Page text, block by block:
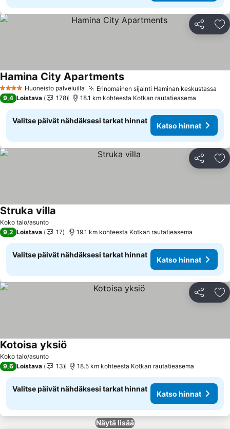
Jaa
4 TähtiluokitusHuoneisto palveluilla Erinomainen sijainti Haminan keskustassa
Hamina City Apartments
9,4 Loistava 178 18.1 km kohteesta Kotkan rautatieasema
Valitse päivät nähdäksesi tarkat hinnat
Katso hinnat
Jaa
Koko talo/asunto
Struka villa
9,2 Loistava 17 19.1 km kohteesta Kotkan rautatieasema
Valitse päivät nähdäksesi tarkat hinnat
Katso hinnat
Jaa
Koko talo/asunto
Kotoisa yksiö
9,6 Loistava 13 18.5 km kohteesta Kotkan rautatieasema
Valitse päivät nähdäksesi tarkat hinnat
Katso hinnat
Näytä lisää